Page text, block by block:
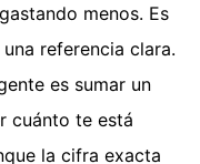
menos. Es
referencia clara.
es sumar un
cuánto te está
la cifra exacta